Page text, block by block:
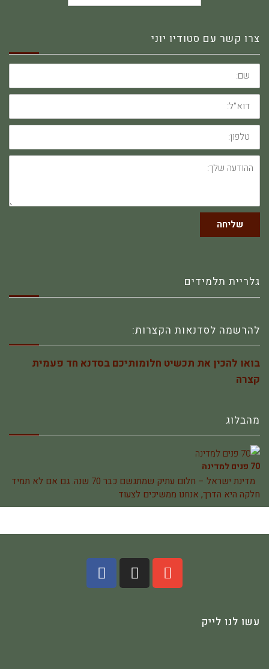
צרו קשר עם סטודיו יוני
שם:
דוא"ל:
טלפון:
ההודעה
שלך:
שליחה
גלריית תלמידים
להרשמה לסדנאות הקצרות:
בואו להכין את תכשיט חלומותיכם בסדנא חד פעמית
קצרה
מהבלוג
70 פנים למדינה
מדינת ישראל – חלום עתיק שמתגשם כבר 70 שנה. גם אם לא תמיד
חלקה היא הדרך, אנחנו ממשיכים לצעוד
עשו לנו לייק